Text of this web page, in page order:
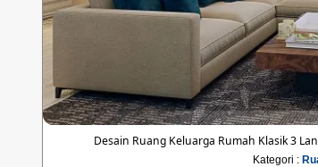
Desain Ruang Keluarga Rumah Klasik 3
Kategori :